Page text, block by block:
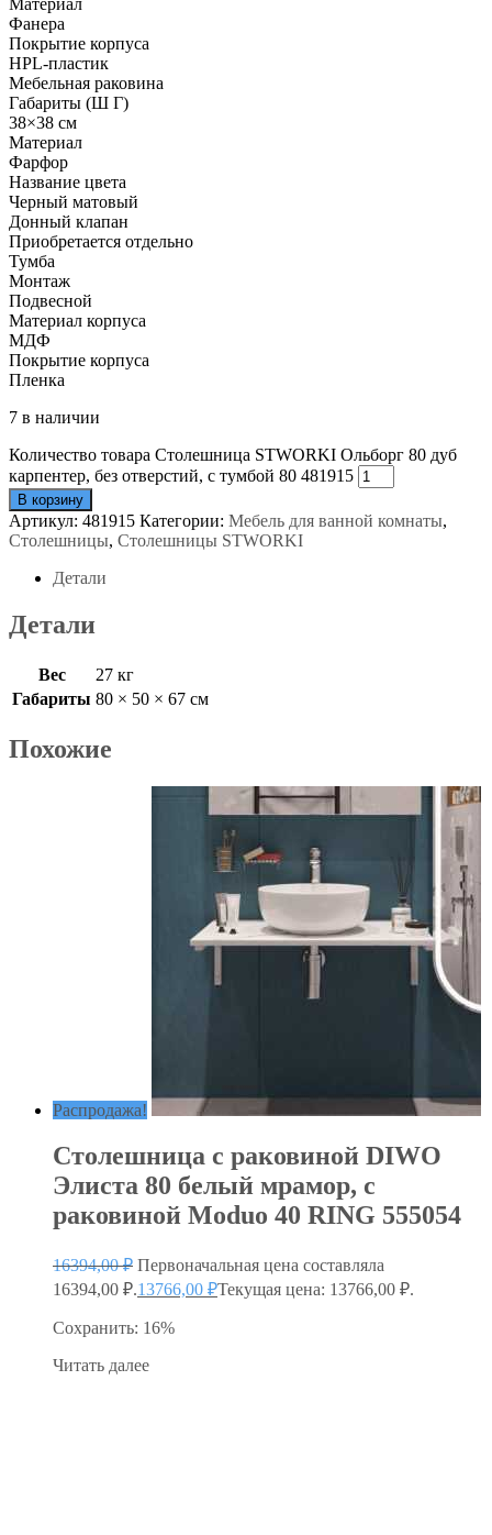
Фанера
Покрытие корпуса
HPL-пластик
Мебельная раковина
Габариты (Ш Г)
38×38 см
Материал
Фарфор
Название цвета
Черный матовый
Донный клапан
Приобретается отдельно
Тумба
Монтаж
Подвесной
Материал корпуса
МДФ
Покрытие корпуса
Пленка
7 в наличии
Количество товара Столешница STWORKI Ольборг 80 дуб
карпентер, без отверстий, с тумбой 80 481915
В корзину
Артикул: 481915 Категории: Мебель для ванной комнаты,
Столешницы, Столешницы STWORKI
Детали
Детали
Вес
27 кг
Габариты 80 × 50 × 67 см
Похожие
Распродажа!
Столешница с раковиной DIWO
Элиста 80 белый мрамор, с
раковиной Moduo 40 RING 555054
16394,00₽ Первоначальная цена составляла
16394,00 ₽.13766,00 ₽Текущая цена: 13766,00 ₽.
Сохранить: 16%
Читать далее